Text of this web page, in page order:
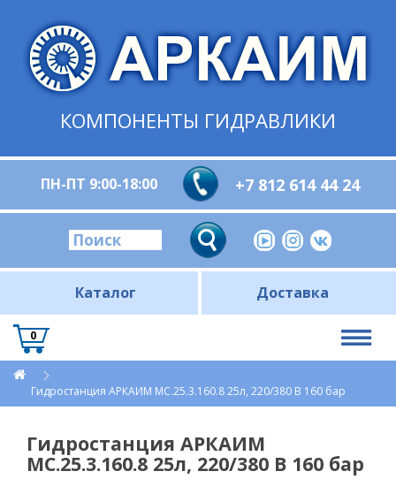
КОМПОНЕНТЫ ГИДРАВЛИКИ
ПН-ПТ 9:00-18:00 +7 812 614 44 24
Каталог Доставка
0
Гидростанция АРКАИМ МС.25.3.160.8 25л, 220/380 В 160 бар
Гидростанция АРКАИМ
МС.25.3.160.8 25л, 220/380 В 160 бар